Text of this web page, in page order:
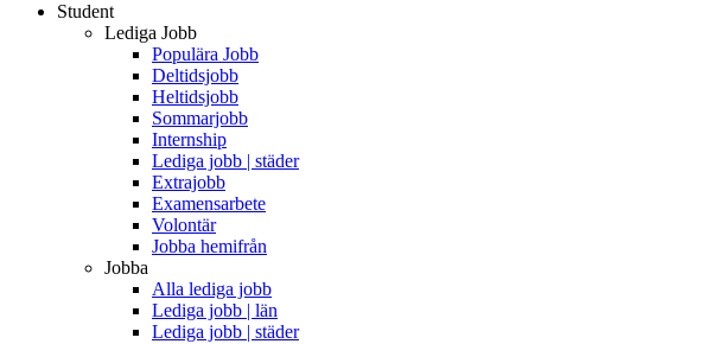
Student
Lediga Jobb
Populära Jobb
Deltidsjobb
Heltidsjobb
Sommarjobb
Internship
Lediga jobb | städer
Extrajobb
Examensarbete
Volontär
Jobba hemifrån
Jobba
Alla lediga jobb
Lediga jobb | län
Lediga jobb | städer